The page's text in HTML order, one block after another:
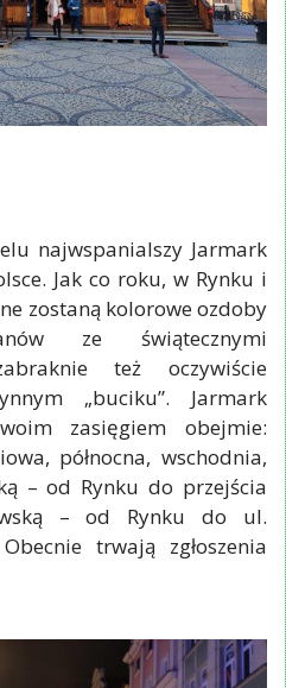
najwspanialszy Jarmark
Jak co roku, w Rynku i
zostaną kolorowe ozdoby
ze świątecznymi
też oczywiście
„buciku”. Jarmark
zasięgiem obejmie:
północna, wschodnia,
– od Rynku do przejścia
– od Rynku do ul.
trwają zgłoszenia